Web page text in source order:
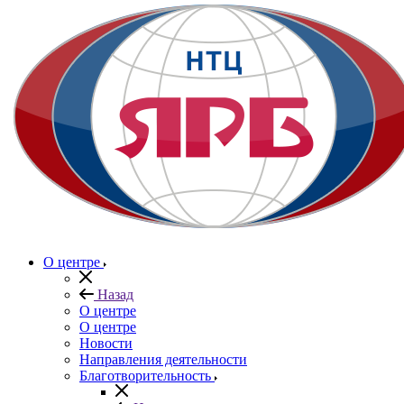
О центре
Назад
О центре
О центре
Новости
Направления деятельности
Благотворительность